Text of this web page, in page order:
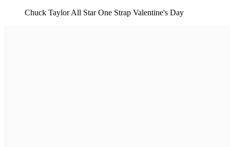
Chuck Taylor All Star One Strap Valentine's Day